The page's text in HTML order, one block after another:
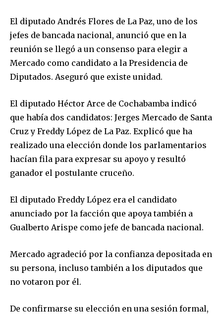
El diputado Andrés Flores de La Paz, uno de los
jefes de bancada nacional, anunció que en la
reunión se llegó a un consenso para elegir a
Mercado como candidato a la Presidencia de
Diputados. Aseguró que existe unidad.
El diputado Héctor Arce de Cochabamba indicó
que había dos candidatos: Jerges Mercado de Santa
Cruz y Freddy López de La Paz. Explicó que ha
realizado una elección donde los parlamentarios
hacían fila para expresar su apoyo y resultó
ganador el postulante cruceño.
El diputado Freddy López era el candidato
anunciado por la facción que apoya también a
Gualberto Arispe como jefe de bancada nacional.
Mercado agradeció por la confianza depositada en
su persona, incluso también a los diputados que
no votaron por él.
De confirmarse su elección en una sesión formal,